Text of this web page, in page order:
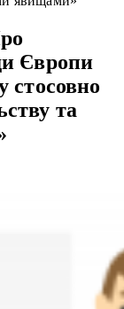
Європи
стосовно
та